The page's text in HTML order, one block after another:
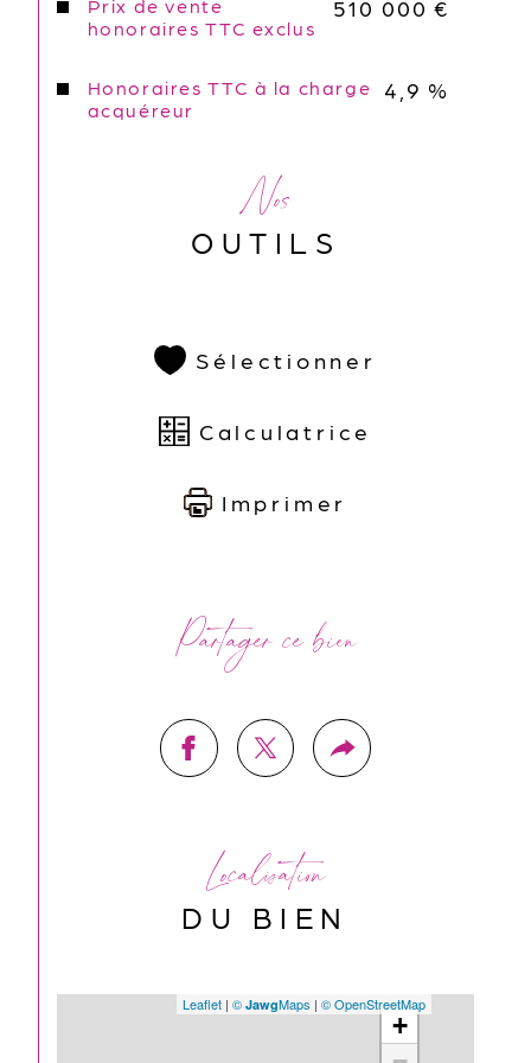
Prix de vente
honoraires TTC exclus
510 000 €
Honoraires TTC à la charge
acquéreur
4,9 %
Nos
OUTILS
Sélectionner
Calculatrice
Imprimer
Partager ce bien
Localisation
DU BIEN
+
Leaflet | © JawgMaps | © OpenStreetMap